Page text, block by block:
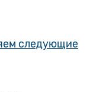
следующие